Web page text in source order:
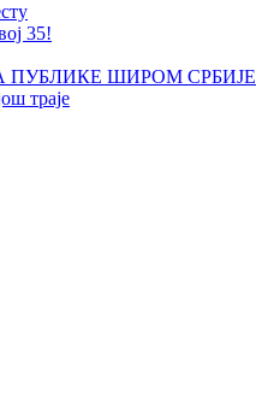
35!
ПУБЛИКЕ ШИРОМ СРБИЈЕ
траје